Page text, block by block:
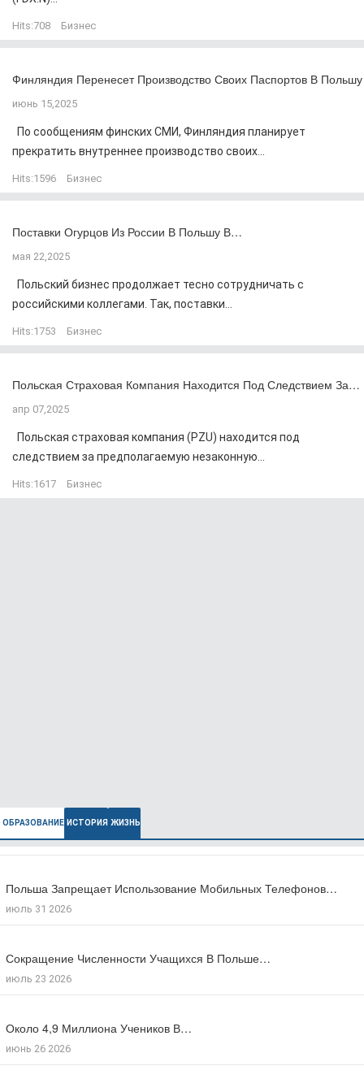
Hits:708 Бизнес
Финляндия Перенесет Производство Своих Паспортов В Польшу
июнь 15,2025
По сообщениям финских СМИ, Финляндия планирует
прекратить внутреннее производство своих...
Hits:1596 Бизнес
Поставки Огурцов Из России В Польшу В…
мая 22,2025
Польский бизнес продолжает тесно сотрудничать с
российскими коллегами. Так, поставки...
Hits:1753 Бизнес
Польская Страховая Компания Находится Под Следствием За…
апр 07,2025
Польская страховая компания (PZU) находится под
следствием за предполагаемую незаконную...
Hits:1617 Бизнес
ОБРАЗОВАНИЕ ИСТОРИЯ ЖИЗНЬ
Польша Запрещает Использование Мобильных Телефонов…
июль 31 2026
Сокращение Численности Учащихся В Польше…
июль 23 2026
Около 4,9 Миллиона Учеников В…
июнь 26 2026
В Польше Выросла Ожидаемая Продолжительность…
июль 27 2026
Число Зарегистрированных Преступлений На Почве…
июль 17 2026
Большинство Поляков Поддерживают Сокращение Рабочего…
июль 09 2026